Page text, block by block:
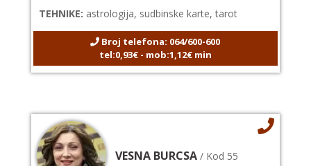
TEHNIKE: astrologija, sudbinske karte, tarot
Broj telefona: 064/600-600
tel:0,93€ - mob:1,12€ min
VESNA BURCSA / Kod 55